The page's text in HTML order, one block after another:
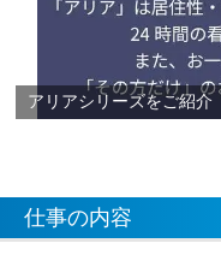
アリアシリーズをご紹介
仕事の内容